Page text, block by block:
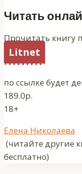
Читать
Прочитать книгу
Litnet
по ссылке будет
189.0р.
18+
Метки
записи:
Елена Николаева
(читайте другие
бесплатно)